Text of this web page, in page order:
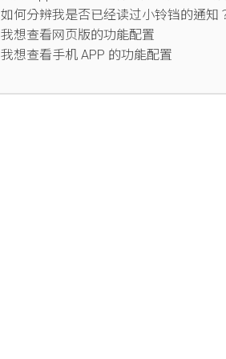
如何分辨我是否已经读过小铃铛的通知
我想查看网页版的功能配置
我想查看手机 APP 的功能配置